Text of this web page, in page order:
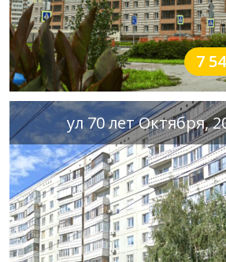
7
ул 70 лет Октября,